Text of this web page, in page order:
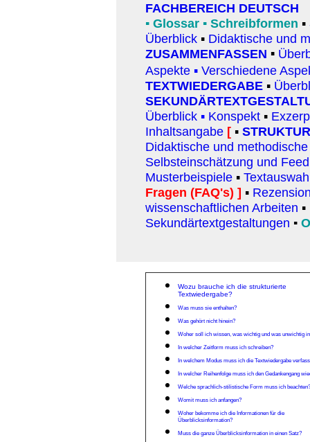
FACHBEREICH DEUTSCH
▪ Glossar ▪ Schreibformen ▪
Überblick ▪ Didaktische und
ZUSAMMENFASSEN ▪
Aspekte ▪ Verschiedene
TEXTWIEDERGABE ▪
Überblick ▪ Konspekt ▪
Inhaltsangabe [ ▪
Didaktische und
Selbsteinschätzung und
Musterbeispiele ▪
Fragen (FAQ's) ] ▪
wissenschaftlichen Arbeiten ▪
Sekundärtextgestaltungen ▪
Wozu brauche ich die strukturierte
Textwiedergabe?
Was muss sie enthalten?
Was gehört nicht hinein?
Woher soll ich wissen, was wichtig und was unwichtig
In welcher Zeitform muss ich schreiben?
In welchem Modus muss ich die Textwiedergabe
In welcher Reihenfolge muss ich den Gedankengang
Welche sprachlich-stilistische Form muss ich beachten?
Womit muss ich anfangen?
Woher bekomme ich die Informationen für die
Überblicksinformation?
Muss die ganze Überblicksinformation in einen Satz?